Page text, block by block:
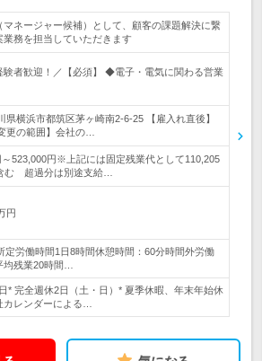
マネージャー候補）として、顧客の課題解決に繋
業務を担当していただきます
験者歓迎！／【必須】 ◆電子・電気に関わる営業
県横浜市都筑区茅ヶ崎南2-6-25 【雇入れ直後】
更の範囲】会社の…
～523,000円※上記には固定残業代として110,205
む 超過分は別途支給…
円
定労働時間1日8時間休憩時間：60分時間外労働
残業20時間…
* 完全週休2日（土・日）* 夏季休暇、年末年始休
カレンダーによる…